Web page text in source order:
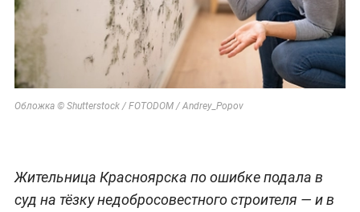
Обложка © Shutterstock / FOTODOM / Andrey_Popov
Жительница Красноярска по ошибке подала в
суд на тёзку недобросовестного строителя — и в